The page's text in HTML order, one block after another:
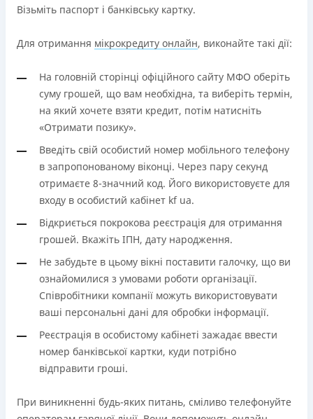
Візьміть паспорт і банківську картку.
Для отримання мікрокредиту онлайн, виконайте такі дії:
На головній сторінці офіційного сайту МФО оберіть
суму грошей, що вам необхідна, та виберіть термін,
на який хочете взяти кредит, потім натисніть
«Отримати позику».
Введіть свій особистий номер мобільного телефону
в запропонованому віконці. Через пару секунд
отримаєте 8-значний код. Його використовуєте для
входу в особистий кабінет kf ua.
Відкриється покрокова реєстрація для отримання
грошей. Вкажіть ІПН, дату народження.
Не забудьте в цьому вікні поставити галочку, що ви
ознайомилися з умовами роботи організації.
Співробітники компанії можуть використовувати
ваші персональні дані для обробки інформації.
Реєстрація в особистому кабінеті зажадає ввести
номер банківської картки, куди потрібно
відправити гроші.
При виникненні будь-яких питань, сміливо телефонуйте